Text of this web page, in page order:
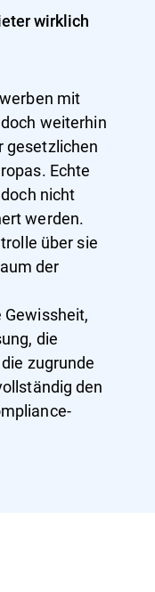
wirklich
mit
weiterhin
gesetzlichen
Echte
nicht
werden.
über sie
der
die
zugrunde
den